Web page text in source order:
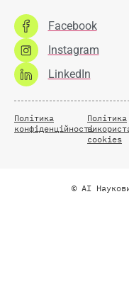
Facebook
Instagram
LinkedIn
Політика
конфіденційності
Політика
cookies
© AI